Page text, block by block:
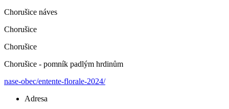
Chorušice náves
Chorušice
Chorušice
Chorušice - pomník padlým hrdinům
nase-obec/entente-florale-2024/
Adresa